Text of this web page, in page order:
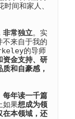
时间和家人、
非常独立。实
不来自于我的
的导师
资金支持、研
和自豪感，
每年读一千篇
如果想成为领
在本领域，还